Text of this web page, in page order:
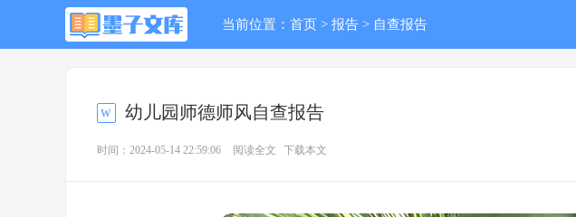
当前位置： 首页 > 报告 > 自查报告
幼儿园师德师风自查报告
时间：2024-05-14 22:59:06 阅读全文 下载本文